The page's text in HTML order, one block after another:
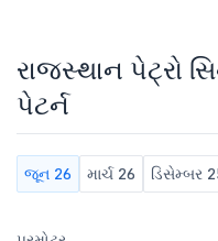
રાજસ્થાન પેટ્રો
પેટર્ન
જૂન 26 માર્ચ 26 ડિસેમ્બર